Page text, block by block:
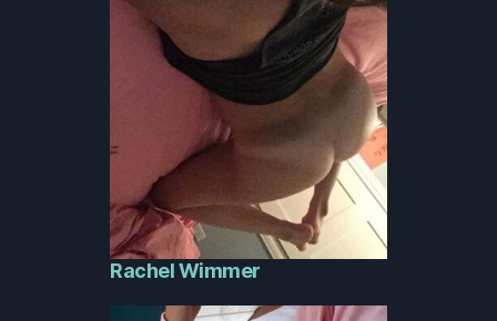
Rachel Wimmer